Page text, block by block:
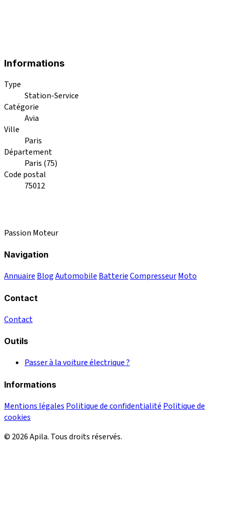
Informations
Type
Station-Service
Catégorie
Avia
Ville
Paris
Département
Paris (75)
Code postal
75012
Passion Moteur
Navigation
Annuaire BlogAutomobile BatterieCompresseurMoto
Contact
Contact
Outils
Passer à la voiture électrique ?
Informations
Mentions légales Politique de confidentialité Politique de
cookies
© 2026 Apila. Tous droits réservés.